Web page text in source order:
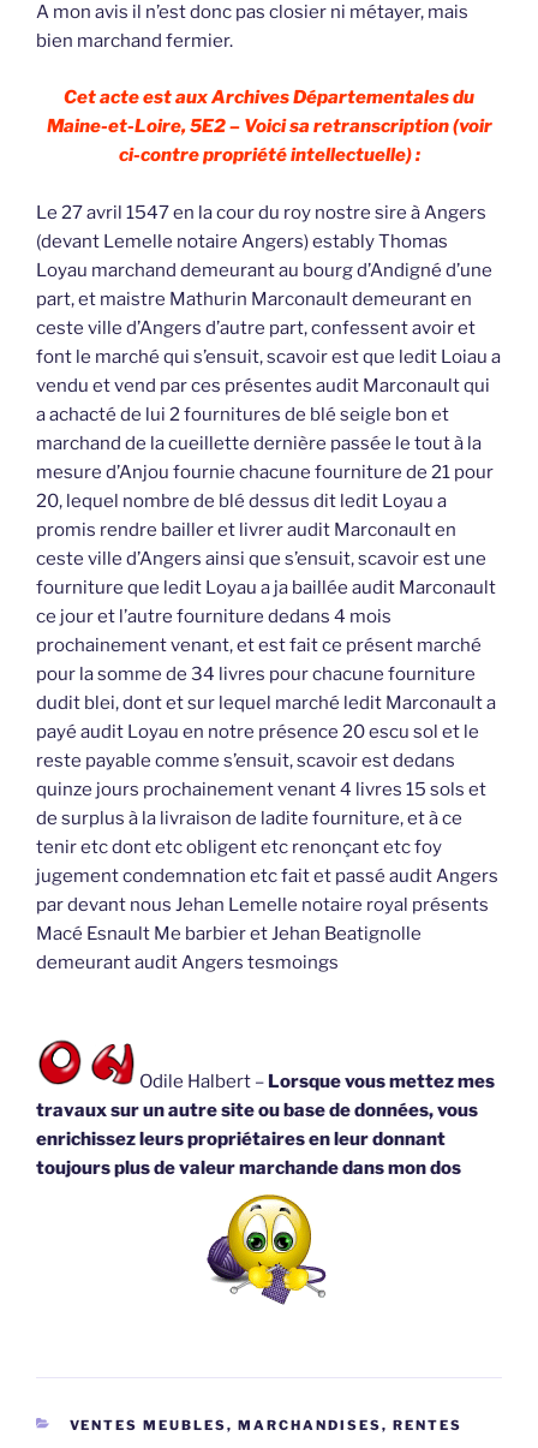
A mon avis il n’est donc pas closier ni métayer, mais
bien marchand fermier.
Cet acte est aux Archives Départementales du
Maine-et-Loire, 5E2 – Voici sa retranscription (voir
ci-contre propriété intellectuelle) :
Le 27 avril 1547 en la cour du roy nostre sire à Angers
(devant Lemelle notaire Angers) estably Thomas
Loyau marchand demeurant au bourg d’Andigné d’une
part, et maistre Mathurin Marconault demeurant en
ceste ville d’Angers d’autre part, confessent avoir et
font le marché qui s’ensuit, scavoir est que ledit Loiau a
vendu et vend par ces présentes audit Marconault qui
a achacté de lui 2 fournitures de blé seigle bon et
marchand de la cueillette dernière passée le tout à la
mesure d’Anjou fournie chacune fourniture de 21 pour
20, lequel nombre de blé dessus dit ledit Loyau a
promis rendre bailler et livrer audit Marconault en
ceste ville d’Angers ainsi que s’ensuit, scavoir est une
fourniture que ledit Loyau a ja baillée audit Marconault
ce jour et l’autre fourniture dedans 4 mois
prochainement venant, et est fait ce présent marché
pour la somme de 34 livres pour chacune fourniture
dudit blei, dont et sur lequel marché ledit Marconault a
payé audit Loyau en notre présence 20 escu sol et le
reste payable comme s’ensuit, scavoir est dedans
quinze jours prochainement venant 4 livres 15 sols et
de surplus à la livraison de ladite fourniture, et à ce
tenir etc dont etc obligent etc renonçant etc foy
jugement condemnation etc fait et passé audit Angers
par devant nous Jehan Lemelle notaire royal présents
Macé Esnault Me barbier et Jehan Beatignolle
demeurant audit Angers tesmoings
Odile Halbert – Lorsque vous mettez mes
travaux sur un autre site ou base de données, vous
enrichissez leurs propriétaires en leur donnant
toujours plus de valeur marchande dans mon dos
CATÉGORIES
VENTES MEUBLES, MARCHANDISES, RENTES